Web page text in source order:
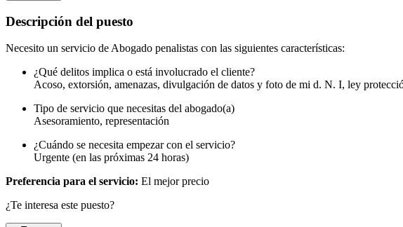
Descripción del puesto
Necesito un servicio de Abogado penalistas con las siguientes características:
¿Qué delitos implica o está involucrado el cliente?
Acoso, extorsión, amenazas, divulgación de datos y foto de mi d. N. I, ley
Tipo de servicio que necesitas del abogado(a)
Asesoramiento, representación
¿Cuándo se necesita empezar con el servicio?
Urgente (en las próximas 24 horas)
Preferencia para el servicio: El mejor precio
¿Te interesa este puesto?